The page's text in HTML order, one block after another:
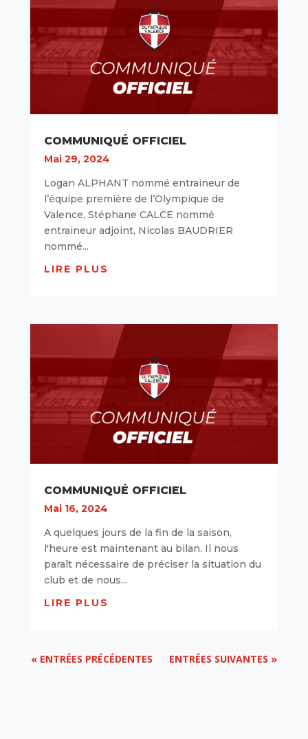
COMMUNIQUÉ OFFICIEL
Mai 29, 2024
Logan ALPHANT nommé entraineur de
l’équipe première de l’Olympique de
Valence, Stéphane CALCE nommé
entraineur adjoint, Nicolas BAUDRIER
nommé...
LIRE PLUS
COMMUNIQUÉ OFFICIEL
Mai 16, 2024
A quelques jours de la fin de la saison,
l'heure est maintenant au bilan. Il nous
paraît nécessaire de préciser la situation du
club et de nous...
LIRE PLUS
« ENTRÉES PRÉCÉDENTES ENTRÉES SUIVANTES »